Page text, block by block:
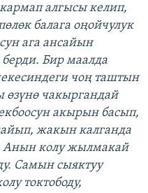
алгысы келип,
балага оңойчулук
ага ансайын
Бир маалда
чоң таштын
өзүнө чакыргандай
акырын басып,
жакын калганда
Анын колу жылмакай
Самын сыяктуу
токтободу,